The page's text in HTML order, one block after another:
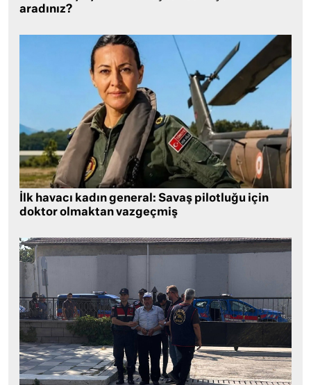
aradınız?
İlk havacı kadın general: Savaş pilotluğu için
doktor olmaktan vazgeçmiş